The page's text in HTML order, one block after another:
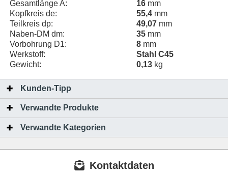
Gesamtlänge A:
16 mm
Kopfkreis de:
55,4 mm
Teilkreis dp:
49,07 mm
Naben-DM dm:
35 mm
Vorbohrung D1:
8 mm
Werkstoff:
Stahl C45
Gewicht:
0,13 kg
Kunden-Tipp
Verwandte Produkte
Verwandte Kategorien
Kontaktdaten